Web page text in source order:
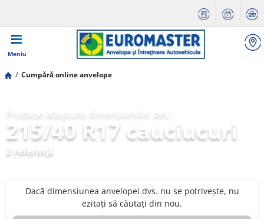
Meniu
Cumpără online anvelope
215/40 R17 cauciucuri
2 referinţă
Dacă dimensiunea anvelopei dvs. nu se potrivește, nu
ezitați să căutați din nou.